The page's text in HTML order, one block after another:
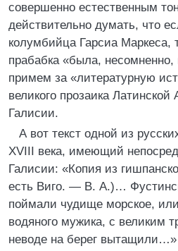
совершенно естественным
действительно думать, что
колумбийца Гарсиа Маркеса,
прабабка «была, несомненно,
примем за «литературную
великого прозаика
Галисии.
А вот текст одной из
XVIII века, имеющий
Галисии: «Копия из
есть Виго. — В. А.)…
поймали чудище морское,
водяного мужика, с великим
неводе на берег вытащили…»